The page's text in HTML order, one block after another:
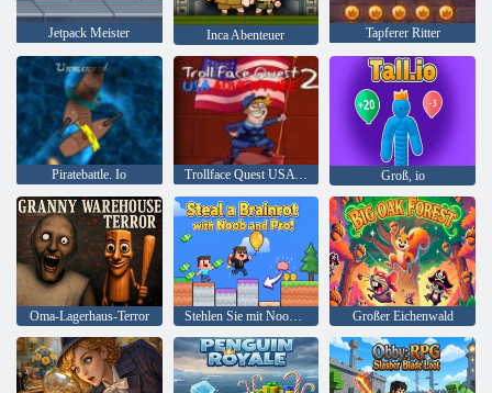
Jetpack Meister Inca Abenteuer Tapferer Ritter
Piratebattle. Io Trollface Quest USA Adventure 2 Groß, io
Oma-Lagerhaus-Terror Stehlen Sie mit Noob und Pro einen Brainrot! Großer Eichenwald